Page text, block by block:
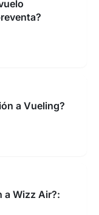
a Vueling?
a Wizz Air?: